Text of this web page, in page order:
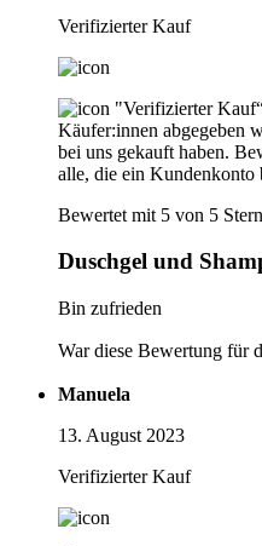
Verifizierter Kauf
"Verifizierter
Käufer:innen abgegeben
bei uns gekauft haben.
alle, die ein Kundenkonto
Bewertet mit 5 von 5
Duschgel und
Bin zufrieden
War diese Bewertung für
Manuela
13. August 2023
Verifizierter Kauf